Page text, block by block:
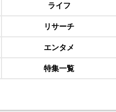
ライフ
リサーチ
エンタメ
特集一覧